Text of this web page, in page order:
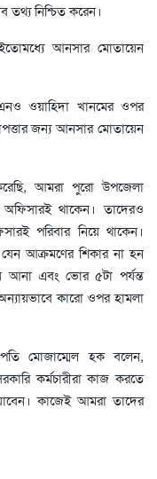
তথ্য নিশ্চিত করেন।
আনসার মোতায়েন
ওয়াহিদা খানমের ওপর
জন্য আনসার মোতায়েন
আমরা পুরো উপজেলা
অফিসারই থাকেন। তাদেরও
পরিবার নিয়ে থাকেন।
যেন আক্রমণের শিকার না হন
আনা এবং ভোর ৫টা পর্যন্ত
কারো ওপর হামলা
মোজাম্মেল হক বলেন,
কর্মচারীরা কাজ করতে
কাজেই আমরা তাদের